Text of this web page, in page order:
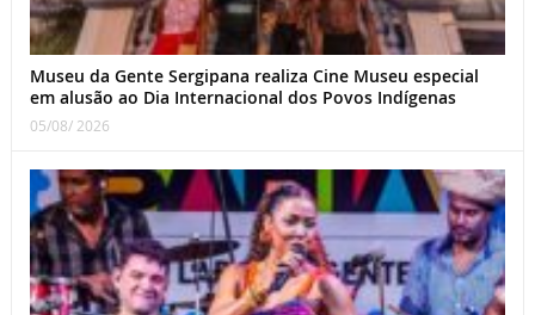
Museu da Gente Sergipana realiza Cine Museu especial
em alusão ao Dia Internacional dos Povos Indígenas
05/08/ 2026